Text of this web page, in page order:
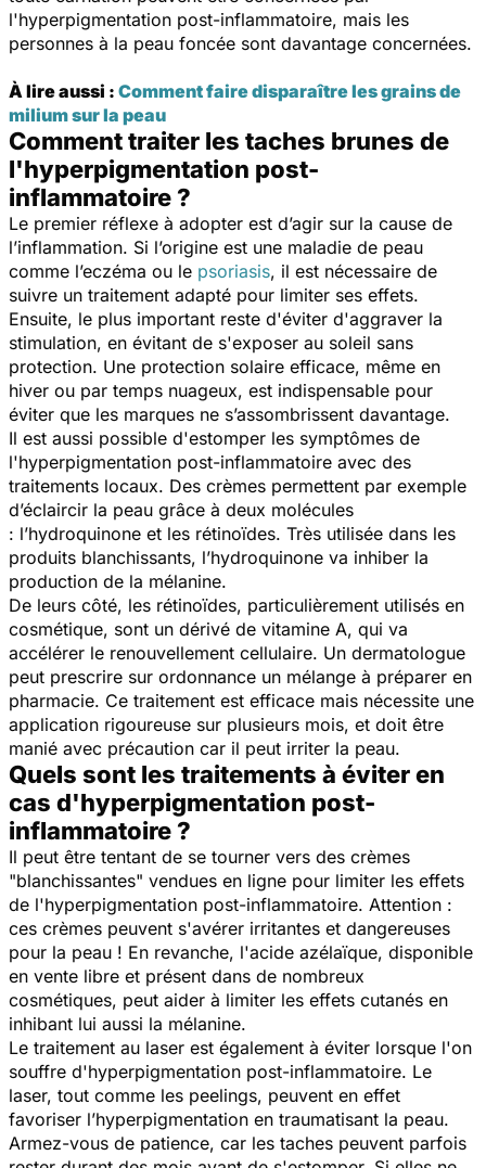
l'hyperpigmentation post-inflammatoire, mais les
personnes à la peau foncée sont davantage concernées.
À lire aussi : Comment faire disparaître les grains de
milium sur la peau
Comment traiter les taches brunes de
l'hyperpigmentation post-
inflammatoire ?
Le premier réflexe à adopter est d’agir sur la cause de
l’inflammation. Si l’origine est une maladie de peau
comme l’eczéma ou le psoriasis, il est nécessaire de
suivre un traitement adapté pour limiter ses effets.
Ensuite, le plus important reste d'éviter d'aggraver la
stimulation, en évitant de s'exposer au soleil sans
protection. Une protection solaire efficace, même en
hiver ou par temps nuageux, est indispensable pour
éviter que les marques ne s’assombrissent davantage.
Il est aussi possible d'estomper les symptômes de
l'hyperpigmentation post-inflammatoire avec des
traitements locaux. Des crèmes permettent par exemple
d’éclaircir la peau grâce à deux molécules
: l’hydroquinone et les rétinoïdes. Très utilisée dans les
produits blanchissants, l’hydroquinone va inhiber la
production de la mélanine.
De leurs côté, les rétinoïdes, particulièrement utilisés en
cosmétique, sont un dérivé de vitamine A, qui va
accélérer le renouvellement cellulaire. Un dermatologue
peut prescrire sur ordonnance un mélange à préparer en
pharmacie. Ce traitement est efficace mais nécessite une
application rigoureuse sur plusieurs mois, et doit être
manié avec précaution car il peut irriter la peau.
Quels sont les traitements à éviter en
cas d'hyperpigmentation post-
inflammatoire ?
Il peut être tentant de se tourner vers des crèmes
"blanchissantes" vendues en ligne pour limiter les effets
de l'hyperpigmentation post-inflammatoire. Attention :
ces crèmes peuvent s'avérer irritantes et dangereuses
pour la peau ! En revanche, l'acide azélaïque, disponible
en vente libre et présent dans de nombreux
cosmétiques, peut aider à limiter les effets cutanés en
inhibant lui aussi la mélanine.
Le traitement au laser est également à éviter lorsque l'on
souffre d'hyperpigmentation post-inflammatoire. Le
laser, tout comme les peelings, peuvent en effet
favoriser l’hyperpigmentation en traumatisant la peau.
Armez-vous de patience, car les taches peuvent parfois